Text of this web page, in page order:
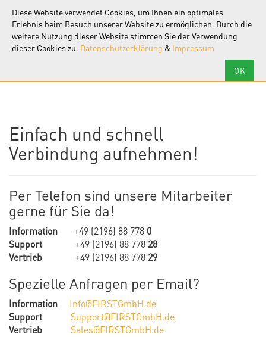
Diese Website verwendet Cookies, um Ihnen ein optimales
Erlebnis beim Besuch unserer Website zu ermöglichen. Durch die
weitere Nutzung dieser Website stimmen Sie der Verwendung
dieser Cookies zu. Datenschutzerklärung & Impressum
F.I.R.S.T.Software
Einfach und schnell
Verbindung aufnehmen!
Per Telefon sind unsere Mitarbeiter
gerne für Sie da!
Information +49 (2196) 88 778 0
Support +49 (2196) 88 778 28
Vertrieb +49 (2196) 88 778 29
Spezielle Anfragen per Email?
Information Info@FIRSTGmbH.de
Support Support@FIRSTGmbH.de
Vertrieb Sales@FIRSTGmbH.de